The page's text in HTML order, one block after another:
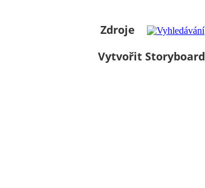
Zdroje
Vytvořit Storyboard